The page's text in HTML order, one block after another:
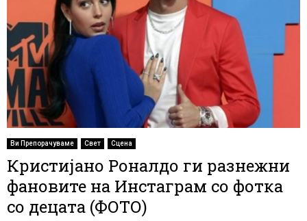
Ви Препорачуваме Свет Сцена
Кристијано Роналдо ги разнежни
фановите на Инстаграм со фотка
со децата (ФОТО)